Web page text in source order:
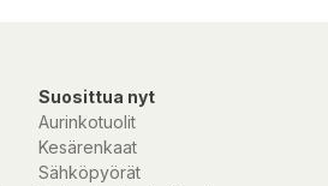
Suosittua nyt
Aurinkotuolit
Kesärenkaat
Sähköpyörät